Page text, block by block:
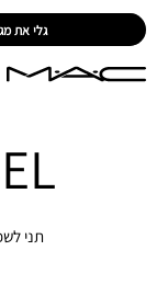
גלי את
תני